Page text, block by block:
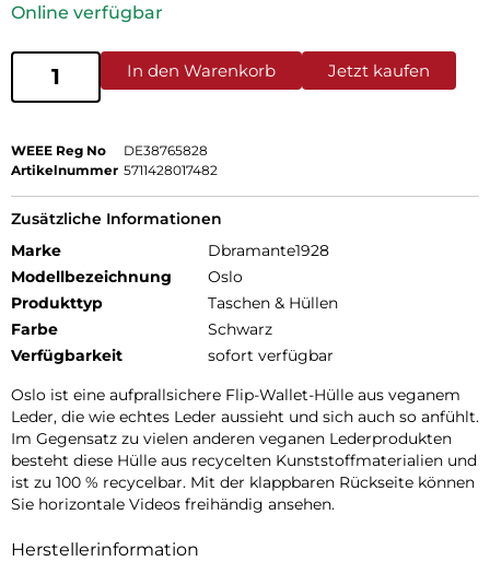
Online verfügbar
In den Warenkorb Jetzt kaufen
WEEE Reg No
DE38765828
Artikelnummer 5711428017482
Zusätzliche Informationen
Marke
Dbramante1928
Modellbezeichnung
Oslo
Produkttyp
Taschen & Hüllen
Farbe
Schwarz
Verfügbarkeit
sofort verfügbar
Oslo ist eine aufprallsichere Flip-Wallet-Hülle aus veganem
Leder, die wie echtes Leder aussieht und sich auch so anfühlt.
Im Gegensatz zu vielen anderen veganen Lederprodukten
besteht diese Hülle aus recycelten Kunststoffmaterialien und
ist zu 100 % recycelbar. Mit der klappbaren Rückseite können
Sie horizontale Videos freihändig ansehen.
Herstellerinformation